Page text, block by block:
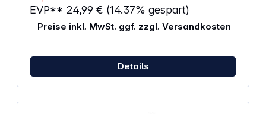
43 Eigenschaften: Material: Keramik Farbe: Rot
Anzahl: 1
EVP** 24,99 € (14.37% gespart)
Preise inkl. MwSt. ggf. zzgl. Versandkosten
Details